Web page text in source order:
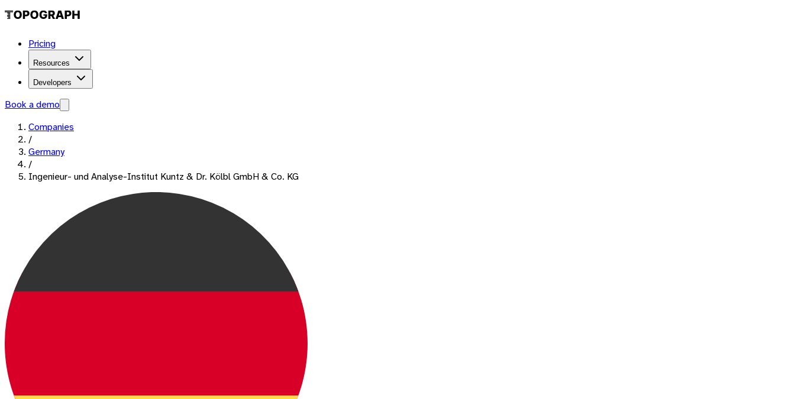
Pricing
Resources
Developers
Book a demo
Companies
/
Germany
/
Ingenieur- und Analyse-Institut Kuntz & Dr. Kölbl GmbH & Co. KG